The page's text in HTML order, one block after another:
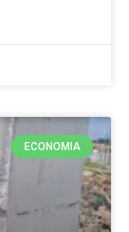
ECONOMIA